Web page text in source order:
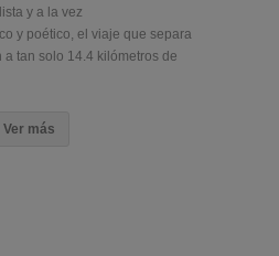
y a la vez
y poético, el viaje que separa
tan solo 14.4 kilómetros de
Ver más